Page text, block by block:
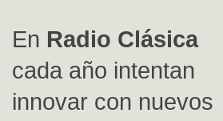
En Radio Clásica
cada año intentan
innovar con nuevos